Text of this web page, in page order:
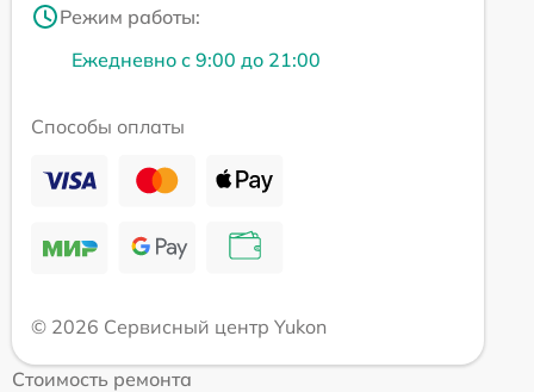
Режим работы:
Ежедневно с 9:00 до 21:00
Способы оплаты
© 2026 Сервисный центр Yukon
Стоимость ремонта